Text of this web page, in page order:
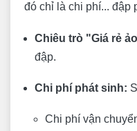
đó chỉ là chi phí... đập
Chiêu trò "Giá rẻ
đập.
Chi phí phát sinh:
Chi phí vận